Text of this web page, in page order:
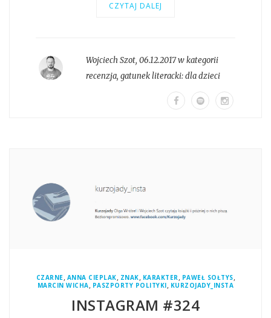
CZYTAJ DALEJ
Wojciech Szot, 06.12.2017 w kategorii
recenzja, gatunek literacki:dla dzieci
CZARNE, ANNA CIEPLAK, ZNAK, KARAKTER, PAWEŁ SOŁTYS,
MARCIN WICHA, PASZPORTY POLITYKI, KURZOJADY_INSTA
INSTAGRAM #324